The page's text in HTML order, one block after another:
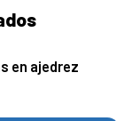
en ajedrez